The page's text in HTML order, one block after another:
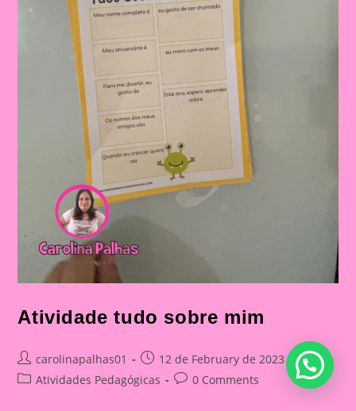
Atividade tudo sobre mim
Post
author:
carolinapalhas01
Post
published:
12 de February de 2023
PostAtividades Pedagógicas
Post0 Comments